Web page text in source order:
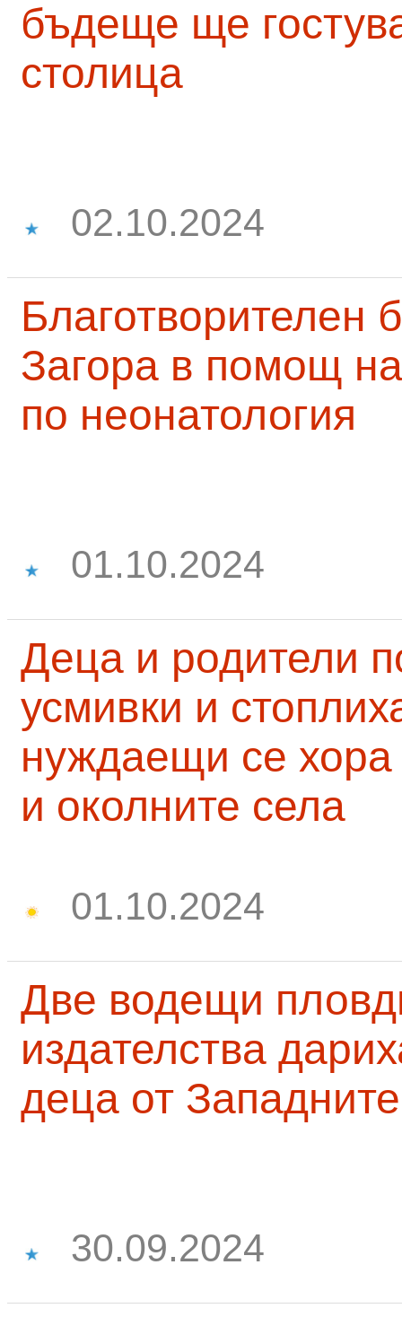
бъдеще ще
столица
02.10.2024
Благотворителен
Загора в помощ
по неонатология
01.10.2024
Деца и родители
усмивки и
нуждаещи се
и околните села
01.10.2024
Две водещи
издателства
деца от
30.09.2024